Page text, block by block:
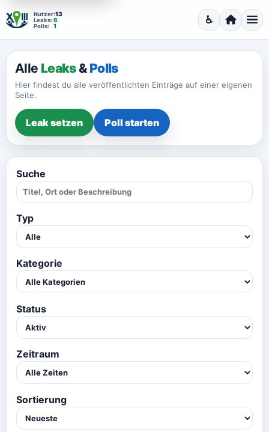
Nutzer:13
Leaks: 6
Polls: 1 ♿ Startseite
Alle Leaks& Polls
Hier findest du alle veröffentlichten Einträge auf einer eigenen
Seite.
Leak setzen Poll starten
Suche
Typ
Kategorie
Status
Zeitraum
Sortierung